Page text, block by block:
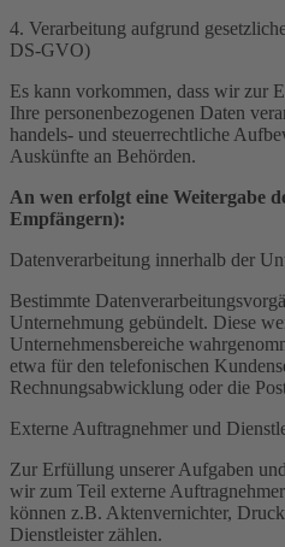
4. Verarbeitung aufgrund
DS-GVO)
Es kann vorkommen, dass wir zur
Ihre personenbezogenen Daten
handels- und steuerrechtliche
Auskünfte an Behörden.
An wen erfolgt eine Weitergabe
Empfängern):
Datenverarbeitung innerhalb der
Bestimmte
Unternehmung gebündelt. Diese
Unternehmensbereiche
etwa für den telefonischen
Rechnungsabwicklung oder die
Externe Auftragnehmer und
Zur Erfüllung unserer Aufgaben
wir zum Teil externe
können z.B. Aktenvernichter,
Dienstleister zählen.